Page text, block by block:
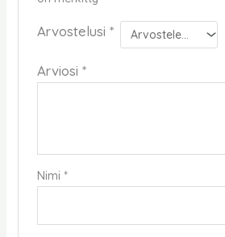
Arvostelusi *
Arviosi *
Nimi *